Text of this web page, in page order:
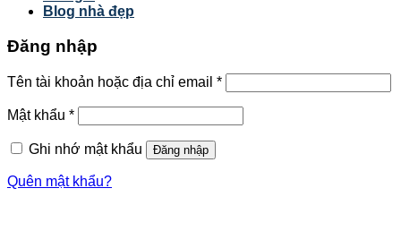
Blog nhà đẹp
Đăng nhập
Tên tài khoản hoặc địa chỉ email *
Mật khẩu *
Ghi nhớ mật khẩu Đăng nhập
Quên mật khẩu?